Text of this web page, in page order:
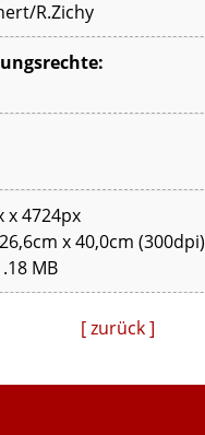
R.Zichy
x 4724px
26,6cm x 40,0cm (300dpi)
MB
[ zurück ]